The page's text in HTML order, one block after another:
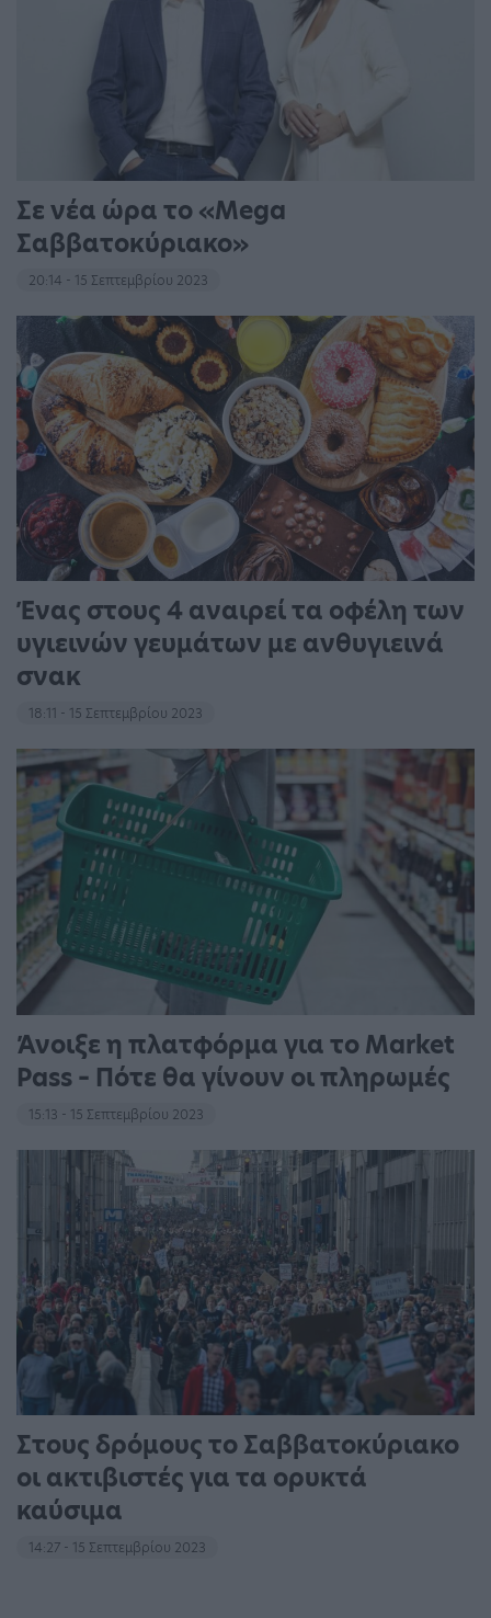
Σε νέα ώρα το «Mega
Σαββατοκύριακο»
20:14 - 15 Σεπτεμβρίου 2023
Ένας στους 4 αναιρεί τα οφέλη των
υγιεινών γευμάτων με ανθυγιεινά
σνακ
18:11 - 15 Σεπτεμβρίου 2023
Άνοιξε η πλατφόρμα για το Market
Pass – Πότε θα γίνουν οι πληρωμές
15:13 - 15 Σεπτεμβρίου 2023
Στους δρόμους το Σαββατοκύριακο
οι ακτιβιστές για τα ορυκτά
καύσιμα
14:27 - 15 Σεπτεμβρίου 2023